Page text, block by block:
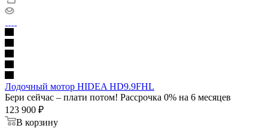
Лодочный мотор HIDEA HD9.9FHL
Бери сейчас – плати потом! Рассрочка 0% на 6 месяцев
123 900 ₽
В корзину